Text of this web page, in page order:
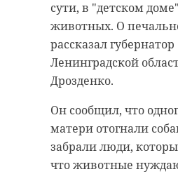
сути, в "детском
животных. О
рассказал губернатор
Ленинградской
Дрозденко.
Он сообщил, что
матери отогнали
забрали люди,
что животные